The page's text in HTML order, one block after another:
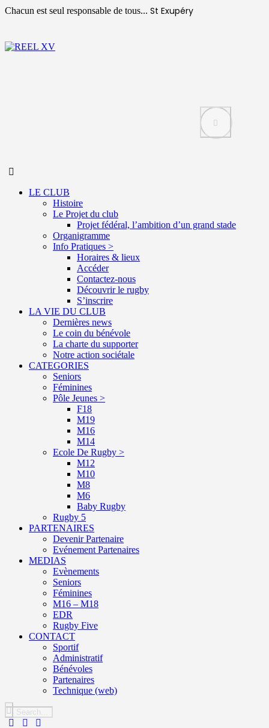
Chacun est seul responsable de tous... St Exupéry
LE CLUB
Histoire
Le Projet du club
Projet fédéral, l’ambition d’un grand stade
Organigramme
Info Pratiques >
Horaires & lieux
Accéder
Contactez-nous
Découvrir le rugby
S’inscrire
LA VIE DU CLUB
Dernières news
Le coin du bénévole
La charte du supporter
Notre action sociétale
CATEGORIES
Seniors
Féminines
Pôle Jeunes >
F18
M19
M16
M14
Ecole De Rugby >
M12
M10
M8
M6
Baby Rugby
Rugby 5
PARTENAIRES
Devenir Partenaire
Evénement Partenaires
MEDIAS
Evènements
Seniors
Féminines
M16 – M18
EDR
Rugby Five
CONTACT
Sportif
Administratif
Bénévoles
Partenaires
Technique (web)